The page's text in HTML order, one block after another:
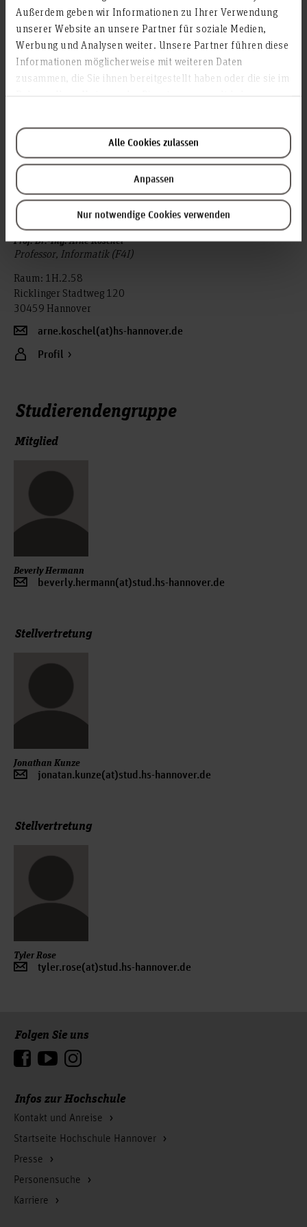
Außerdem geben wir Informationen zu Ihrer Verwendung
unserer Website an unsere Partner für soziale Medien,
Werbung und Analysen weiter. Unsere Partner führen diese
Informationen möglicherweise mit weiteren Daten
zusammen, die Sie ihnen bereitgestellt haben oder die sie im
Alle Cookies zulassen
Anpassen
Nur notwendige Cookies verwenden
30459 Hannover
Profil
Prof. Dr.-Ing. Arne Koschel
Professor, Informatik (F4I)
Raum: 1H.2.58
Ricklinger Stadtweg 120
30459 Hannover
arne.koschel(at)hs-hannover.de
Profil
Studierendengruppe
Mitglied
Beverly Hermann
beverly.hermann(at)stud.hs-hannover.de
Stellvertretung
Jonathan Kunze
jonatan.kunze(at)stud.hs-hannover.de
Stellvertretung
Tyler Rose
tyler.rose(at)stud.hs-hannover.de
Infos zur Hochschule
Kontakt und Anreise
Startseite Hochschule Hannover
Presse
Personensuche
Karriere
Folgen Sie uns